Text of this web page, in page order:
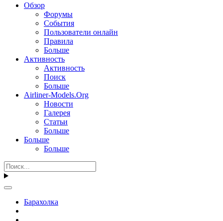
Обзор
Форумы
События
Пользователи онлайн
Правила
Больше
Активность
Активность
Поиск
Больше
Airliner-Models.Org
Новости
Галерея
Статьи
Больше
Больше
Больше
Барахолка